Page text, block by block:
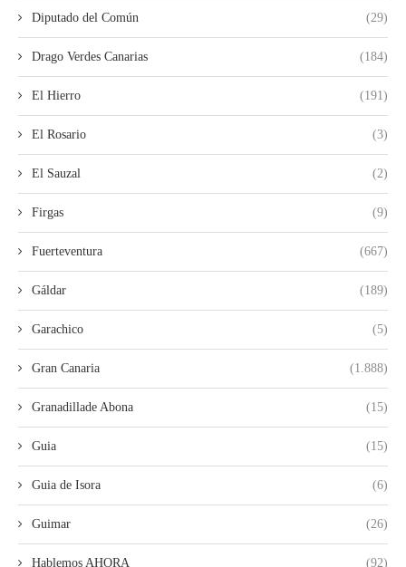
Diputado del Común (29)
Drago Verdes Canarias (184)
El Hierro (191)
El Rosario (3)
El Sauzal (2)
Firgas (9)
Fuerteventura (667)
Gáldar (189)
Garachico (5)
Gran Canaria (1.888)
Granadillade Abona (15)
Guia (15)
Guia de Isora (6)
Guimar (26)
Hablemos AHORA (92)